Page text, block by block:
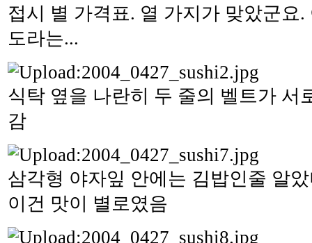
접시 별 가격표. 열 가지가 맞았군요
도라는...
식탁 옆을 나란히 두 줄의 벨트가 서
감
삼각형 야자잎 안에는 김밥인줄 알
이건 맛이 별로였음